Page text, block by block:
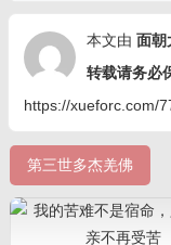
本文由 面朝
转载请务必
https://xueforc.com/
第三世多杰羌佛